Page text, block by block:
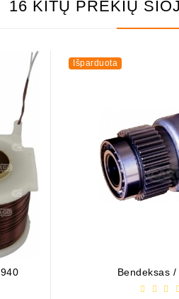
16 KITŲ PREKIŲ
Išparduota
Bendeksas